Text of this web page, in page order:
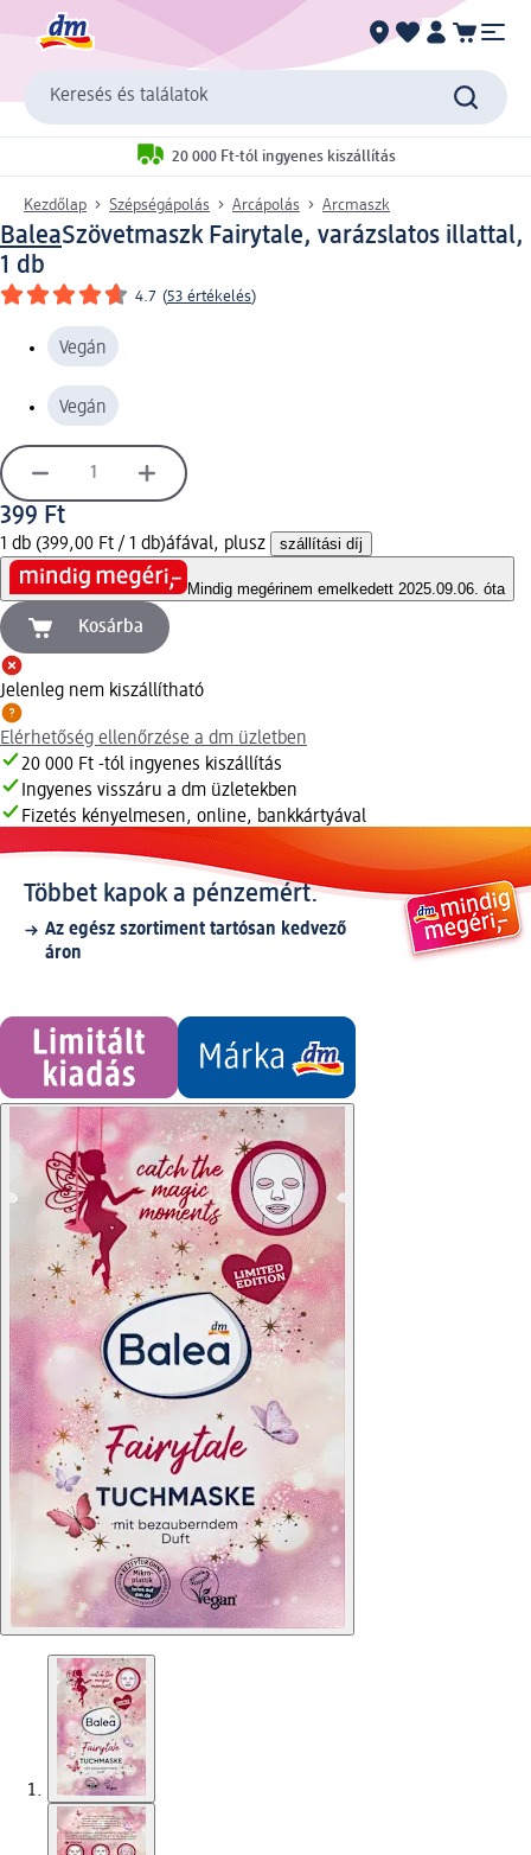
Keresés és találatok
20 000 Ft-tól ingyenes kiszállítás
Kezdőlap Szépségápolás Arcápolás Arcmaszk
BaleaSzövetmaszk Fairytale, varázslatos illattal,
1 db
4.7 (53 értékelés)
Vegán
Vegán
399 Ft
1 db (399,00 Ft / 1 db)áfával, plusz szállítási díj
Mindig megérinem emelkedett 2025.09.06. óta
Kosárba
Jelenleg nem kiszállítható
Elérhetőség ellenőrzése a dm üzletben
20 000 Ft -tól ingyenes kiszállítás
Ingyenes visszáru a dm üzletekben
Fizetés kényelmesen, online, bankkártyával
Többet kapok a pénzemért.
Az egész szortiment tartósan kedvező
áron